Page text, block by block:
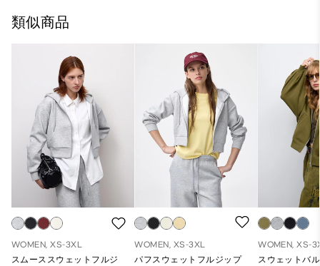
類似商品
WOMEN, XS-3XL
スムーススウェットフルジ
WOMEN, XS-3XL
パフスウェットフルジップ
WOMEN, XS-
スウェットバ